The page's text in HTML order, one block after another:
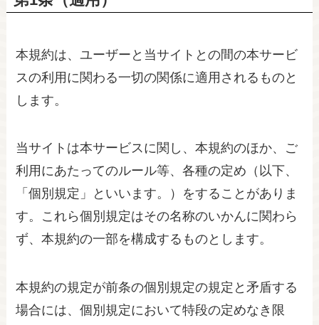
本規約は、ユーザーと当サイトとの間の本サービ
スの利用に関わる一切の関係に適用されるものと
します。
当サイトは本サービスに関し、本規約のほか、ご
利用にあたってのルール等、各種の定め（以下、
「個別規定」といいます。）をすることがありま
す。これら個別規定はその名称のいかんに関わら
ず、本規約の一部を構成するものとします。
本規約の規定が前条の個別規定の規定と矛盾する
場合には、個別規定において特段の定めなき限